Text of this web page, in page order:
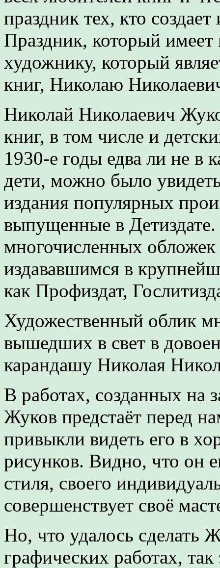
праздник тех, кто
Праздник, который
художнику, который
книг, Николаю
Николай Николаевич
книг, в том числе и
1930-е годы едва ли не в
дети, можно было
издания популярных
выпущенные в
многочисленных
издававшимся в
как Профиздат,
Художественный облик
вышедших в свет в
карандашу Николая
В работах, созданных на
Жуков предстаёт перед
привыкли видеть его в
рисунков. Видно, что он
стиля, своего
совершенствует своё
Но, что удалось сделать
графических работах,